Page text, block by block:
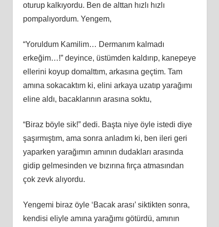
oturup kalkıyordu. Ben de alttan hızlı hızlı
pompalıyordum. Yengem,
“Yoruldum Kamilim… Dermanım kalmadı
erkeğim…!” deyince, üstümden kaldırıp, kanepeye
ellerini koyup domalttım, arkasına geçtim. Tam
amına sokacaktım ki, elini arkaya uzatıp yarağımı
eline aldı, bacaklarının arasına soktu,
“Biraz böyle sik!” dedi. Başta niye öyle istedi diye
şaşırmıştım, ama sonra anladım ki, ben ileri geri
yaparken yarağımın amının dudakları arasında
gidip gelmesinden ve bızırına fırça atmasından
çok zevk alıyordu.
Yengemi biraz öyle ‘Bacak arası’ siktikten sonra,
kendisi eliyle amına yarağımı götürdü, amının